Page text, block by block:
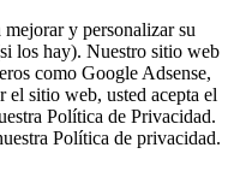
y personalizar su
los hay). Nuestro sitio web
como Google Adsense,
sitio web, usted acepta el
Política de Privacidad.
Política de privacidad.